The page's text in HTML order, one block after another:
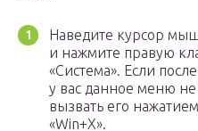
Наведите курсор
и нажмите правую
«Система». Если
у вас данное меню не
вызвать его
«Win+X».